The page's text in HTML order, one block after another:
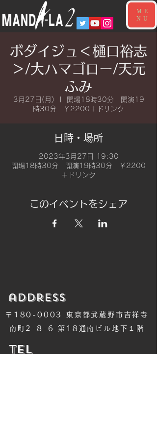
ME
NU
ボダイジュ＜樋口裕志
＞/大ハマゴロー/天元
ふみ
3月27日(月)
開場18時30分 開演19
時30分 ￥2200＋ドリンク
日時・場所
2023年3月27日 19:30
開場18時30分 開演19時30分 ￥2200
＋ドリンク
このイベントをシェア
​address
〒180-0003 東京都武蔵野市吉祥寺
南町2-8-6 第18通南ビル地下１階
​TEL